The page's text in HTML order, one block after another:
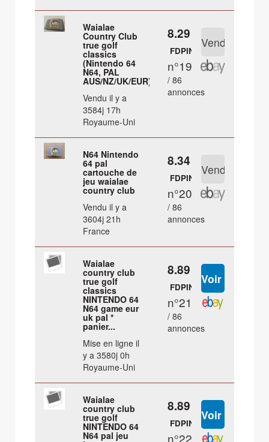
Waialae
Country Club
true golf
classics
(Nintendo 64
N64, PAL
AUS/NZ/UK/EUR)
Vendu il y a
3584j 17h
Royaume-Uni
8.29 €
FDPIN
n°19
/ 86
annonces
N64 Nintendo
64 pal
cartouche de
jeu waialae
country club
Vendu il y a
3604j 21h
France
8.34 €
FDPIN
n°20
/ 86
annonces
Waialae
country club
true golf
classics
NINTENDO 64
N64 game eur
uk pal *
panier...
Mise en ligne il
y a 3580j 0h
Royaume-Uni
8.89 €
FDPIN
n°21
/ 86
annonces
Waialae
country club
true golf
NINTENDO 64
N64 pal jeu
8.89 €
FDPIN
n°22